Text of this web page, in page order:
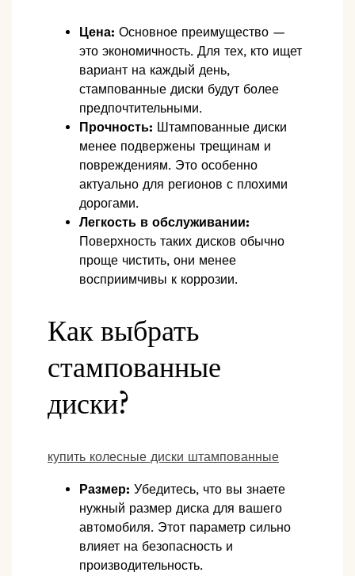
Цена: Основное преимущество —
это экономичность. Для тех, кто ищет
вариант на каждый день,
стампованные диски будут более
предпочтительными.
Прочность: Штампованные диски
менее подвержены трещинам и
повреждениям. Это особенно
актуально для регионов с плохими
дорогами.
Легкость в обслуживании:
Поверхность таких дисков обычно
проще чистить, они менее
восприимчивы к коррозии.
Как выбрать
стампованные
диски?
купить колесные диски штампованные
Размер: Убедитесь, что вы знаете
нужный размер диска для вашего
автомобиля. Этот параметр сильно
влияет на безопасность и
производительность.